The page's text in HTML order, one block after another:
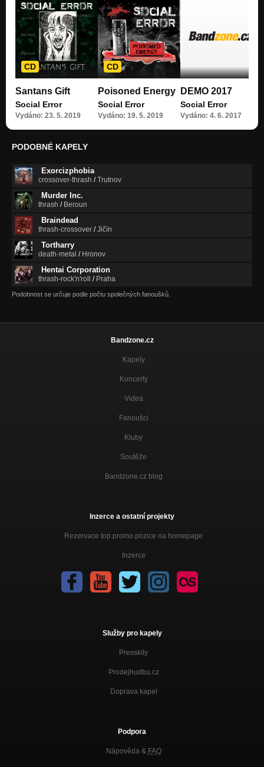
CD
Santans Gift
Social Error
Vydáno: 23. 5. 2019
CD
Poisoned Energy
Social Error
Vydáno: 19. 5. 2019
DEMO 2017
Social Error
Vydáno: 4. 6. 2017
PODOBNÉ KAPELY
Exorcizphobia
crossover-thrash /Trutnov
Murder Inc.
thrash / Beroun
Braindead
thrash-crossover /Jičín
Tortharry
death-metal / Hronov
Hentai Corporation
thrash-rock'n'roll / Praha
Podobnost se určuje podle počtu společných fanoušků.
Bandzone.cz
Kapely
Koncerty
Videa
Fanoušci
Kluby
Soutěže
Bandzone.cz blog
Inzerce a ostatní projekty
Rezervace top promo pozice na homepage
Inzerce
Služby pro kapely
Presskity
Prodejhudbu.cz
Doprava kapel
Podpora
Nápověda & FAQ